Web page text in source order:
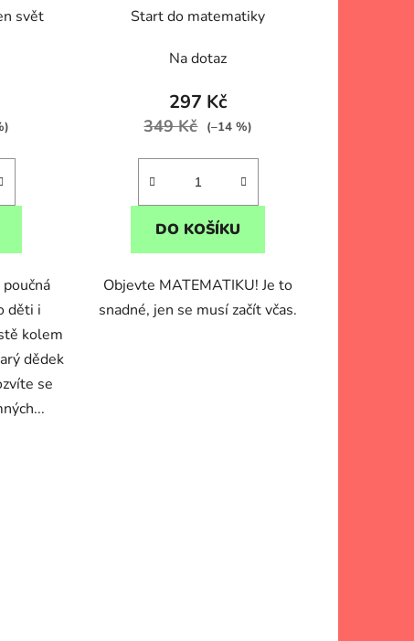
svět
děti i
kolem
dědek
se
Start do matematiky
Na dotaz
297 Kč
349 Kč (–14 %)
DO KOŠÍKU
Objevte MATEMATIKU! Je to
snadné, jen se musí začít včas.